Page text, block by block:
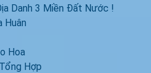
Danh 3 Miền Đất Nước !
Huân
Hoa
Hợp